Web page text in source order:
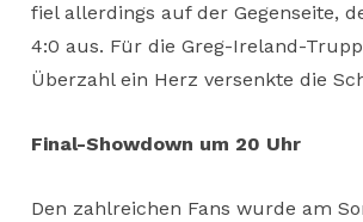
fiel allerdings auf der Gegenseite,
4:0 aus. Für die Greg-Ireland-
Überzahl ein Herz versenkte die
Final-Showdown um 20 Uhr
Den zahlreichen Fans wurde am